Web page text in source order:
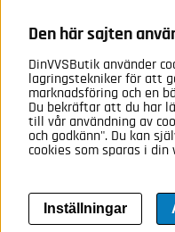
Den här sajten
DinVVSButik använder
lagringstekniker för att
marknadsföring och en
Du bekräftar att du har
till vår användning av
och godkänn". Du kan
cookies som sparas i din
Inställningar